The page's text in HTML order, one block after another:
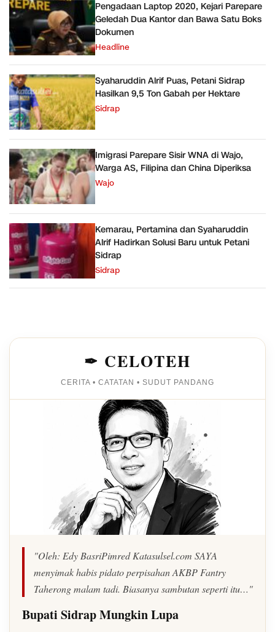
Pengadaan Laptop 2020, Kejari Parepare
Geledah Dua Kantor dan Bawa Satu Boks
Dokumen
Headline
Syaharuddin Alrif Puas, Petani Sidrap
Hasilkan 9,5 Ton Gabah per Hektare
Sidrap
Imigrasi Parepare Sisir WNA di Wajo,
Warga AS, Filipina dan China Diperiksa
Wajo
Kemarau, Pertamina dan Syaharuddin
Alrif Hadirkan Solusi Baru untuk Petani
Sidrap
Sidrap
✒ CELOTEH
CERITA • CATATAN • SUDUT PANDANG
"Oleh: Edy BasriPimred Katasulsel.com SAYA
menyimak habis pidato perpisahan AKBP Fantry
Taherong malam tadi. Biasanya sambutan seperti itu…"
Bupati Sidrap Mungkin Lupa